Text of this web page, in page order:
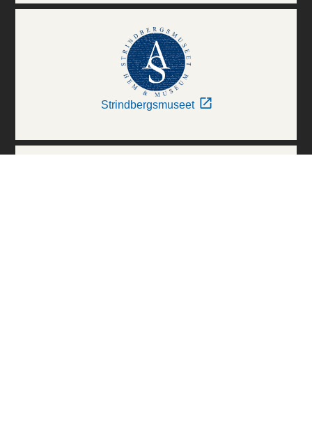
Strindbergsmuseet